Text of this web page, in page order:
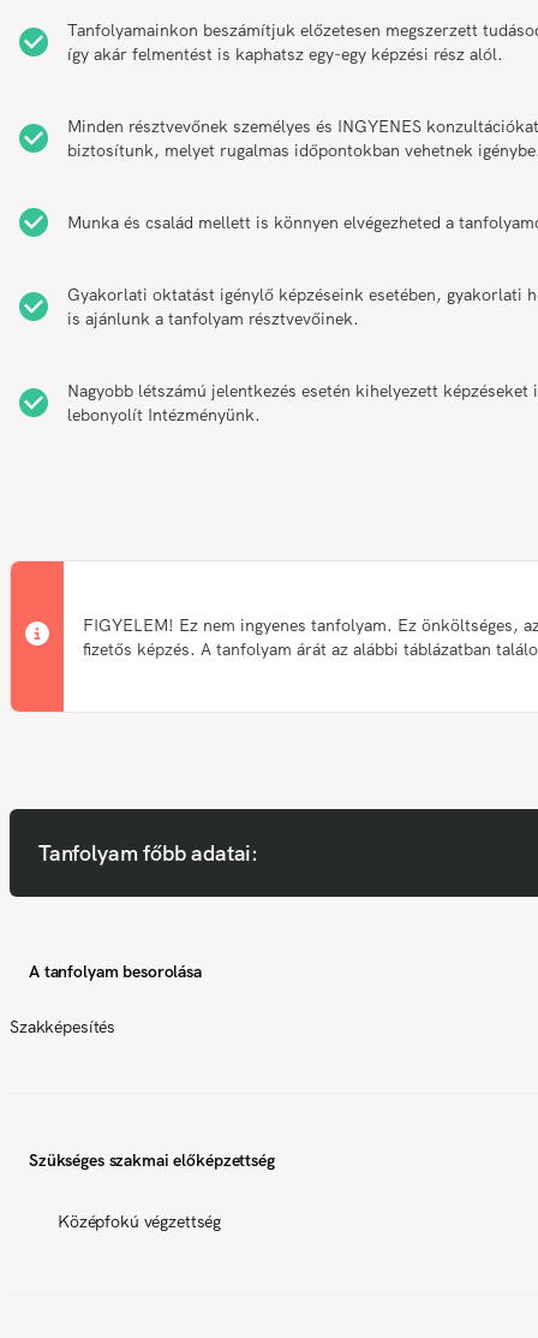
Tanfolyamainkon beszámítjuk előzetesen megszerzett
így akár felmentést is kaphatsz egy-egy képzési rész alól.
Minden résztvevőnek személyes és INGYENES konzultációkat
biztosítunk, melyet rugalmas időpontokban vehetnek
Munka és család mellett is könnyen elvégezheted a
Gyakorlati oktatást igénylő képzéseink esetében, gyakorlati
is ajánlunk a tanfolyam résztvevőinek.
Nagyobb létszámú jelentkezés esetén kihelyezett képzéseket
lebonyolít Intézményünk.
FIGYELEM! Ez nem ingyenes tanfolyam. Ez önköltséges,
fizetős képzés. A tanfolyam árát az alábbi táblázatban
Tanfolyam főbb adatai:
A tanfolyam besorolása
Szakképesítés
Szükséges szakmai előképzettség
Középfokú végzettség